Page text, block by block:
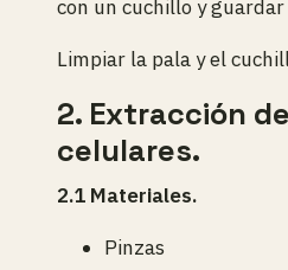
con un cuchillo y
Limpiar la pala y el
2. Extracción
celulares.
2.1 Materiales.
Pinzas